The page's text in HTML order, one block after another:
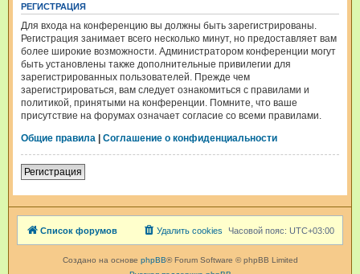
РЕГИСТРАЦИЯ
Для входа на конференцию вы должны быть зарегистрированы.
Регистрация занимает всего несколько минут, но предоставляет вам
более широкие возможности. Администратором конференции могут
быть установлены также дополнительные привилегии для
зарегистрированных пользователей. Прежде чем
зарегистрироваться, вам следует ознакомиться с правилами и
политикой, принятыми на конференции. Помните, что ваше
присутствие на форумах означает согласие со всеми правилами.
Общие правила | Соглашение о конфиденциальности
Регистрация
Список форумов Часовой пояс: UTC+03:00
Удалить cookies
Создано на основе phpBB® Forum Software © phpBB Limited